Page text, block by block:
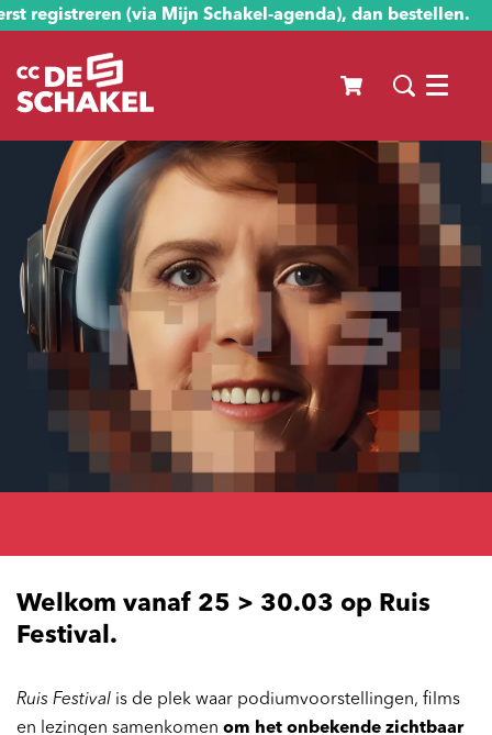
registreren (via Mijn Schakel-agenda), dan bestellen.
Menu
Welkom vanaf 25 > 30.03 op Ruis
Festival.
Ruis Festival is de plek waar podiumvoorstellingen, films
en lezingen samenkomen om het onbekende zichtbaar